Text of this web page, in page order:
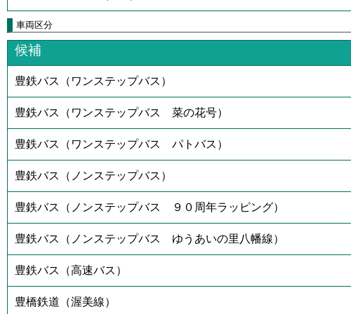
車両区分
候補
豊鉄バス（ワンステップバス）
豊鉄バス（ワンステップバス 菜の花号）
豊鉄バス（ワンステップバス パトバス）
豊鉄バス（ノンステップバス）
豊鉄バス（ノンステップバス ９０周年ラッピング）
豊鉄バス（ノンステップバス ゆうあいの里八幡線）
豊鉄バス（高速バス）
豊橋鉄道（渥美線）